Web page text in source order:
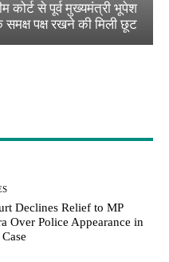
कोर्ट से पूर्व मुख्यमंत्री भूपेश
पक्ष रखने की मिली छूट
Declines Relief to MP
Over Police Appearance in